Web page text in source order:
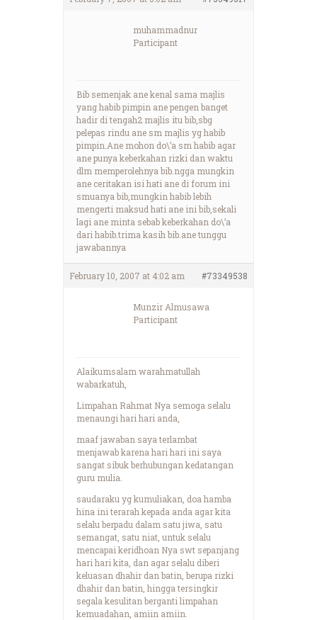
muhammadnur
Participant
Bib semenjak ane kenal sama majlis
yang habib pimpin ane pengen banget
hadir di tengah2 majlis itu bib,sbg
pelepas rindu ane sm majlis yg habib
pimpin.Ane mohon do\’a sm habib agar
ane punya keberkahan rizki dan waktu
dlm memperolehnya bib.ngga mungkin
ane ceritakan isi hati ane di forum ini
smuanya bib,mungkin habib lebih
mengerti maksud hati ane ini bib,sekali
lagi ane minta sebab keberkahan do\’a
dari habib.trima kasih bib.ane tunggu
jawabannya
February 10, 2007 at 4:02 am #73349538
Munzir Almusawa
Participant
Alaikumsalam warahmatullah
wabarkatuh,
Limpahan Rahmat Nya semoga selalu
menaungi hari hari anda,
maaf jawaban saya terlambat
menjawab karena hari hari ini saya
sangat sibuk berhubungan kedatangan
guru mulia.
saudaraku yg kumuliakan, doa hamba
hina ini terarah kepada anda agar kita
selalu berpadu dalam satu jiwa, satu
semangat, satu niat, untuk selalu
mencapai keridhoan Nya swt sepanjang
hari hari kita, dan agar selalu diberi
keluasan dhahir dan batin, berupa rizki
dhahir dan batin, hingga tersingkir
segala kesulitan berganti limpahan
kemuadahan, amiin amiin.